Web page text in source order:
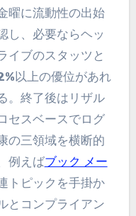
曜に流動性の出始
し、必要ならヘッ
イブのスタッツと
以上の優位があれ
。終了後はリザル
セスベースでログ
の三領域を横断的
例えばブック メー
トピックを手掛か
とコンプライアン